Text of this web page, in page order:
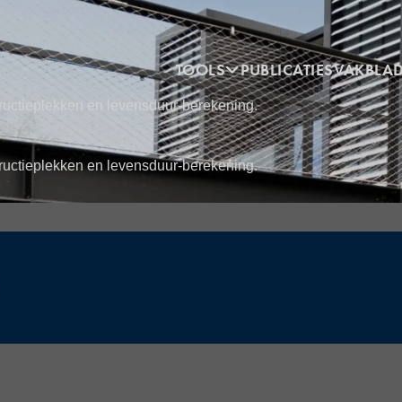
Hoofdnavigatie
TOOLS PUBLICATIES
en levensduur-berekening.
en levensduur-berekening.